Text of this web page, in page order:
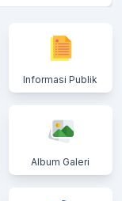
Informasi Publik
Album Galeri